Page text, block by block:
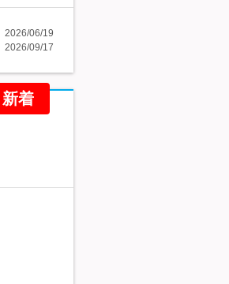
2026/06/19
2026/09/17
新着